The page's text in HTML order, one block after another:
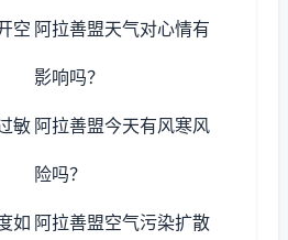
空 阿拉善盟天气对心情有
影响吗？
敏 阿拉善盟今天有风寒风
险吗？
如 阿拉善盟空气污染扩散